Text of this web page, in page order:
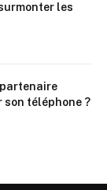
les
son téléphone ?